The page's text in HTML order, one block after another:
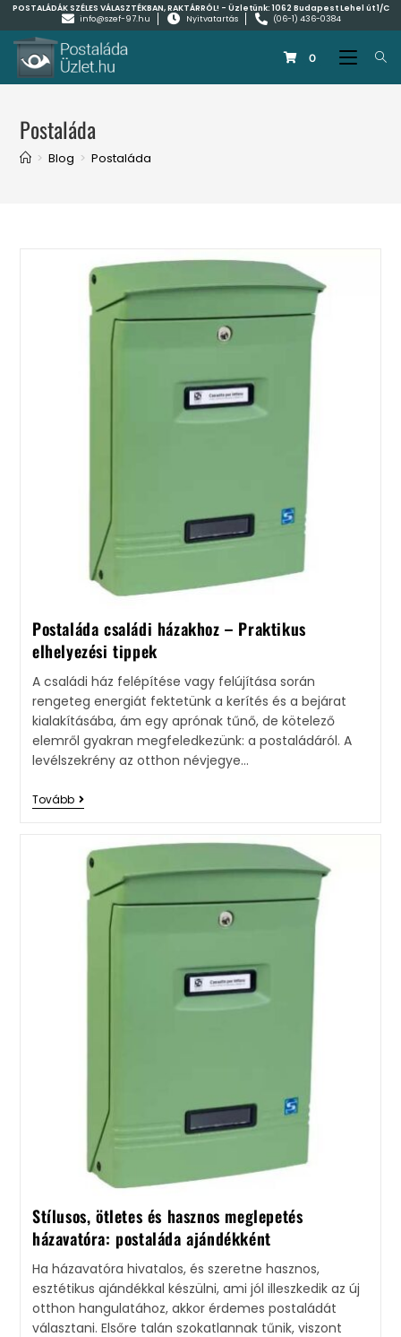
POSTALÁDÁK SZÉLES VÁLASZTÉKBAN, RAKTÁRRÓL! - Üzletünk: 1062 Budapest Lehel út 1/C
info@szef-97.hu
Nyitvatartás (06-1) 436-0384
0
Postaláda
> Blog > Postaláda
Postaláda családi házakhoz – Praktikus
elhelyezési tippek
A családi ház felépítése vagy felújítása során
rengeteg energiát fektetünk a kerítés és a bejárat
kialakításába, ám egy aprónak tűnő, de kötelező
elemről gyakran megfeledkezünk: a postaládáról. A
levélszekrény az otthon névjegye…
Tovább
Stílusos, ötletes és hasznos meglepetés
házavatóra: postaláda ajándékként
Ha házavatóra hivatalos, és szeretne hasznos,
esztétikus ajándékkal készülni, ami jól illeszkedik az új
otthon hangulatához, akkor érdemes postaládát
választani. Elsőre talán szokatlannak tűnik, viszont